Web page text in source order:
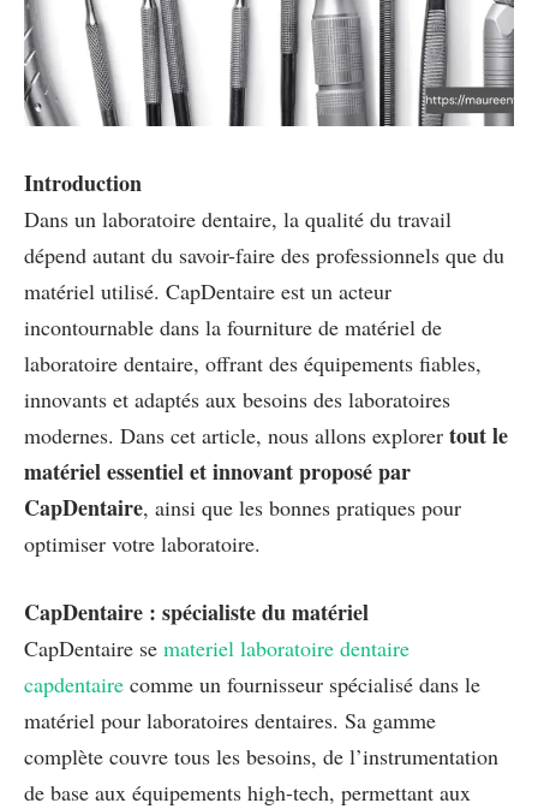
Introduction
Dans un laboratoire dentaire, la qualité du travail
dépend autant du savoir-faire des professionnels que du
matériel utilisé. CapDentaire est un acteur
incontournable dans la fourniture de matériel de
laboratoire dentaire, offrant des équipements fiables,
innovants et adaptés aux besoins des laboratoires
modernes. Dans cet article, nous allons explorer tout le
matériel essentiel et innovant proposé par
CapDentaire, ainsi que les bonnes pratiques pour
optimiser votre laboratoire.
CapDentaire : spécialiste du matériel
CapDentaire se materiel laboratoire dentaire
capdentaire comme un fournisseur spécialisé dans le
matériel pour laboratoires dentaires. Sa gamme
complète couvre tous les besoins, de l’instrumentation
de base aux équipements high-tech, permettant aux